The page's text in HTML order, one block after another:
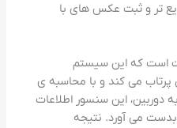
تر و ثبت عکس های با
است که این سیستم
پرتاب می کند و با محاسبه ی
این سنسور اطلاعات
بدست می آورد. نتیجه